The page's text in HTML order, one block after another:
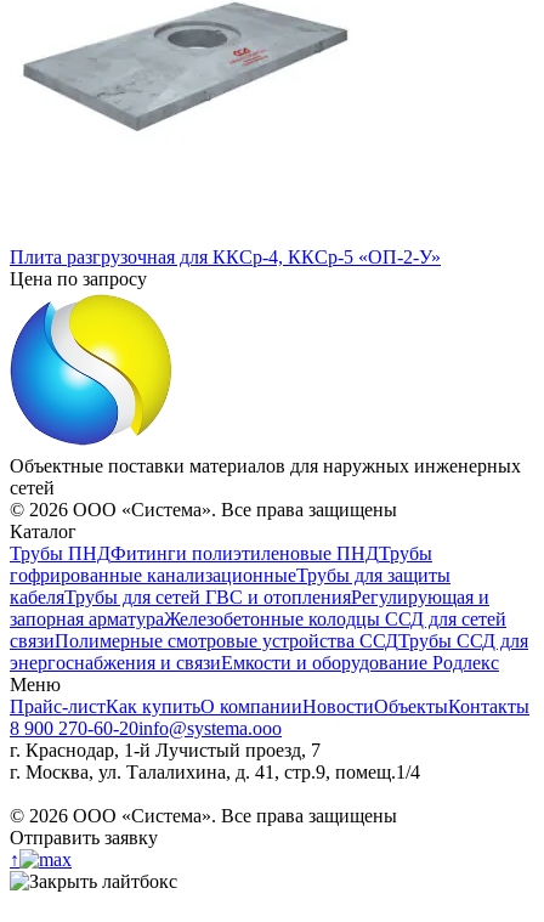
Плита разгрузочная для ККСр-4, ККСр-5 «ОП-2-У»
Цена по запросу
Объектные поставки материалов для наружных инженерных
сетей
© 2026 ООО «Система». Все права защищены
Каталог
Трубы ПНДФитинги полиэтиленовые ПНДТрубы
гофрированные канализационныеТрубы для защиты
кабеляТрубы для сетей ГВС и отопленияРегулирующая и
запорная арматураЖелезобетонные колодцы ССД для сетей
связиПолимерные смотровые устройства ССДТрубы ССД для
энергоснабжения и связиЕмкости и оборудование Родлекс
Меню
Прайс-листКак купитьО компанииНовостиОбъектыКонтакты
8 900 270-60-20info@systema.ooo
г. Краснодар, 1-й Лучистый проезд, 7
г. Москва, ул. Талалихина, д. 41, стр.9, помещ.1/4
© 2026 ООО «Система». Все права защищены
Отправить заявку
↑